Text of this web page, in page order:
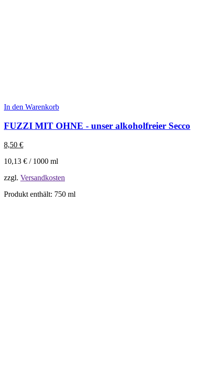
In den Warenkorb
FUZZI MIT OHNE - unser alkoholfreier Secco
8,50 €
10,13 € / 1000 ml
zzgl. Versandkosten
Produkt enthält: 750 ml